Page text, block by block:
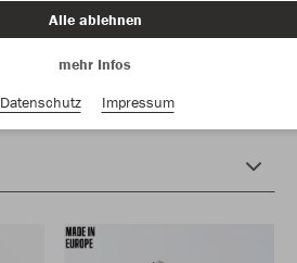
Alle ablehnen
mehr Infos
Datenschutz
Impressum